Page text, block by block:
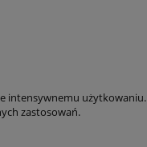
intensywnemu użytkowaniu.
zastosowań.